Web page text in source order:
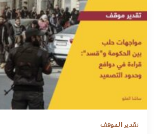
تقدير الموقف